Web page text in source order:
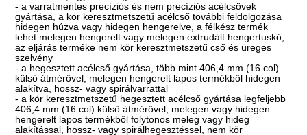
- a varratmentes precíziós és nem precíziós acélcsövek
gyártása, a kör keresztmetszetű acélcső további feldolgozása
hidegen húzva vagy hidegen hengerelve, a félkész termék
lehet melegen hengerelt vagy melegen extrudált hengertuskó,
az eljárás terméke nem kör keresztmetszetű cső és üreges
szelvény
- a hegesztett acélcső gyártása, több mint 406,4 mm (16 col)
külső átmérővel, melegen hengerelt lapos termékből hidegen
alakítva, hossz- vagy spirálvarrattal
- a kör keresztmetszetű hegesztett acélcső gyártása legfeljebb
406,4 mm (16 col) külső átmérővel, melegen vagy hidegen
hengerelt lapos termékből folytonos meleg vagy hideg
alakítással, hossz- vagy spirálhegesztéssel, nem kör